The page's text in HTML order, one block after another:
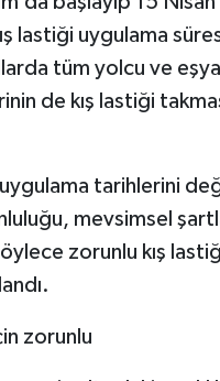
lastiği uygulama
tüm yolcu ve
de kış lastiği
tarihlerini
mevsimsel
zorunlu kış
zorunlu